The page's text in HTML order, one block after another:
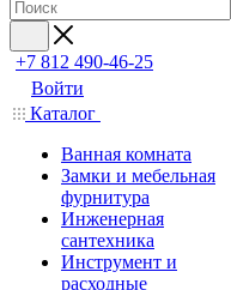
+7 812 490-46-25
Войти
Каталог
Ванная комната
Замки и мебельная
фурнитура
Инженерная
сантехника
Инструмент и
расходные